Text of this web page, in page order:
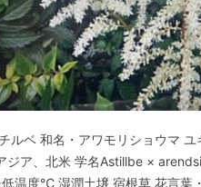
ルベ 和名・アワモリショウマ ユ
ジア、北米 学名Astillbe ×
温度℃ 湿潤土壌 宿根草 花言葉